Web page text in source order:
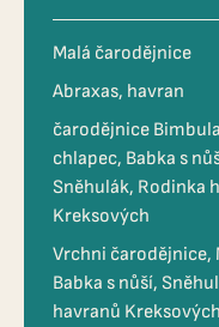
Malá čarodějnice
Abraxas, havran
čarodějnice
chlapec, Babka s
Sněhulák, Rodinka
Kreksových
Vrchni čarodějnice,
Babka s nůší,
havranů Kreksových